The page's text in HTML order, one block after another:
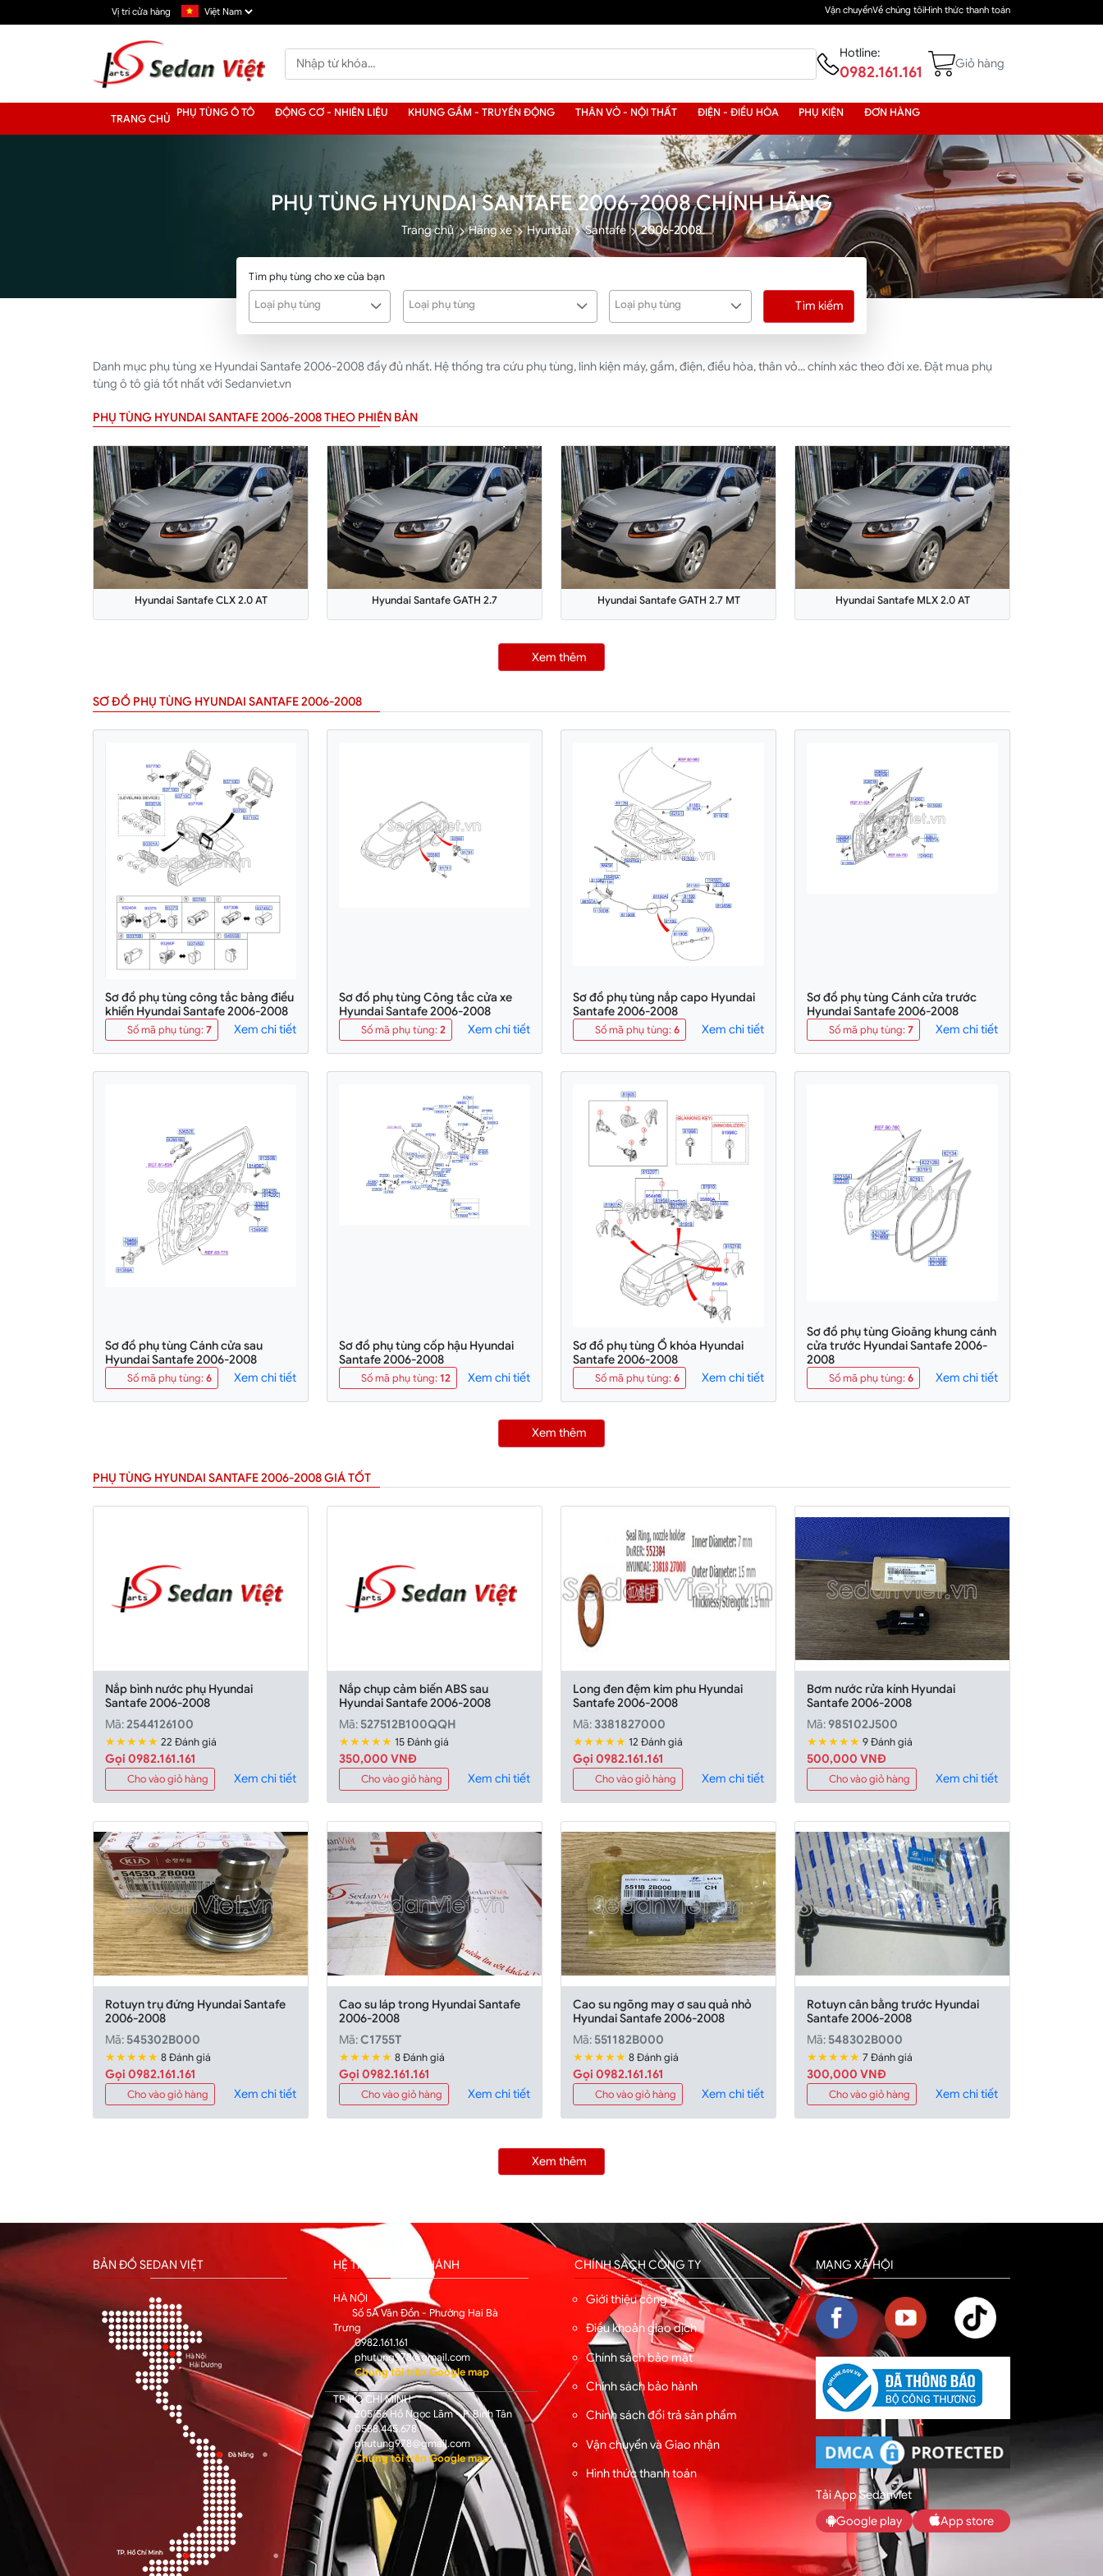
Vị trí cửa hàng Vận chuyểnVề chúng tôiHình thức thanh toán
Hotline:
0982.161.161 Giỏ hàng
TRANG CHỦ PHỤ TÙNG Ô TÔ ĐỘNG CƠ - NHIÊN LIỆU KHUNG GẦM - TRUYỀN ĐỘNG THÂN VỎ - NỘI THẤT ĐIỆN - ĐIỀU HÒA PHỤ KIỆN ĐƠN HÀNG
PHỤ TÙNG HYUNDAI SANTAFE 2006-2008 CHÍNH HÃNG
Trang chủ Hãng xe Hyundai Santafe 2006-2008
Tìm phụ tùng cho xe của bạn
Loại phụ tùng Loại phụ tùng Loại phụ tùng Tìm kiếm
Danh mục phụ tùng xe Hyundai Santafe 2006-2008 đầy đủ nhất. Hệ thống tra cứu phụ tùng, linh kiện máy, gầm, điện, điều hòa, thân vỏ... chính xác theo đời xe. Đặt mua phụ
tùng ô tô giá tốt nhất với Sedanviet.vn
PHỤ TÙNG HYUNDAI SANTAFE 2006-2008 THEO PHIÊN BẢN
Hyundai Santafe CLX 2.0 AT Hyundai Santafe GATH 2.7 Hyundai Santafe GATH 2.7 MT Hyundai Santafe MLX 2.0 AT
Xem thêm
SƠ ĐỒ PHỤ TÙNG HYUNDAI SANTAFE 2006-2008
Sơ đồ phụ tùng công tắc bảng điều
khiển Hyundai Santafe 2006-2008
Số mã phụ tùng:7 Xem chi tiết
Sơ đồ phụ tùng Công tắc cửa xe
Hyundai Santafe 2006-2008
Số mã phụ tùng:2 Xem chi tiết
Sơ đồ phụ tùng nắp capo Hyundai
Santafe 2006-2008
Số mã phụ tùng:6 Xem chi tiết
Sơ đồ phụ tùng Cánh cửa trước
Hyundai Santafe 2006-2008
Số mã phụ tùng:7 Xem chi tiết
Sơ đồ phụ tùng Cánh cửa sau
Hyundai Santafe 2006-2008
Số mã phụ tùng:6 Xem chi tiết
Sơ đồ phụ tùng cốp hậu Hyundai
Santafe 2006-2008
Số mã phụ tùng:12 Xem chi tiết
Sơ đồ phụ tùng Ổ khóa Hyundai
Santafe 2006-2008
Số mã phụ tùng:6 Xem chi tiết
Sơ đồ phụ tùng Gioăng khung cánh
cửa trước Hyundai Santafe 2006-
2008
Số mã phụ tùng:6 Xem chi tiết
Xem thêm
PHỤ TÙNG HYUNDAI SANTAFE 2006-2008 GIÁ TỐT
Nắp bình nước phụ Hyundai
Santafe 2006-2008
Mã:2544126100
★★★★★ 22 Đánh giá
Gọi 0982.161.161
Cho vào giỏ hàng Xem chi tiết
Nắp chụp cảm biến ABS sau
Hyundai Santafe 2006-2008
Mã: 527512B100QQH
★★★★★ 15 Đánh giá
350,000 VNĐ
Cho vào giỏ hàng Xem chi tiết
Long đen đệm kim phu Hyundai
Santafe 2006-2008
Mã: 3381827000
★★★★★ 12 Đánh giá
Gọi 0982.161.161
Cho vào giỏ hàng Xem chi tiết
Bơm nước rửa kính Hyundai
Santafe 2006-2008
Mã:985102J500
★★★★★ 9 Đánh giá
500,000 VNĐ
Cho vào giỏ hàng Xem chi tiết
Rotuyn trụ đứng Hyundai Santafe
2006-2008
Mã: 545302B000
★★★★★ 8 Đánh giá
Gọi 0982.161.161
Cho vào giỏ hàng Xem chi tiết
Cao su láp trong Hyundai Santafe
2006-2008
Mã:C1755T
★★★★★ 8 Đánh giá
Gọi 0982.161.161
Cho vào giỏ hàng Xem chi tiết
Cao su ngõng may ơ sau quả nhỏ
Hyundai Santafe 2006-2008
Mã: 551182B000
★★★★★ 8 Đánh giá
Gọi 0982.161.161
Cho vào giỏ hàng Xem chi tiết
Rotuyn cân bằng trước Hyundai
Santafe 2006-2008
Mã: 548302B000
★★★★★ 7 Đánh giá
300,000 VNĐ
Cho vào giỏ hàng Xem chi tiết
Xem thêm
BẢN ĐỒ SEDAN VIỆT HỆ THỐNG CHI NHÁNH
HÀ NỘI
Số 5A Vân Đồn - Phường Hai Bà
Trưng
0982.161.161
phutung978@gmail.com
Chúng tôi trên Google map
TP HỒ CHÍ MINH
205/56 Hồ Ngọc Lãm - P. Bình Tân
0588.445.678
phutung978@gmail.com
Chúng tôi trên Google map
CHÍNH SÁCH CÔNG TY
Giới thiệu công ty
Điều khoản giao dịch
Chính sách bảo mật
Chính sách bảo hành
Chính sách đổi trả sản phẩm
Vận chuyển và Giao nhận
Hình thức thanh toán
MẠNG XÃ HỘI
Tải App Sedanviet
Google play
App store